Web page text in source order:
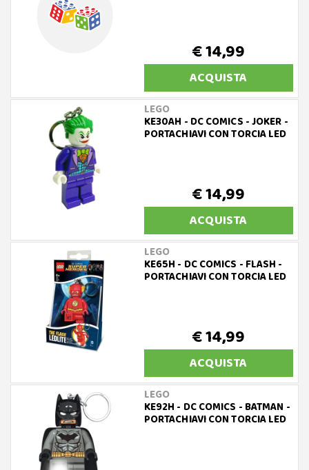
€ 14,99
ACQUISTA
LEGO
KE30AH - DC COMICS - JOKER -
PORTACHIAVI CON TORCIA LED
€ 14,99
ACQUISTA
LEGO
KE65H - DC COMICS - FLASH -
PORTACHIAVI CON TORCIA LED
€ 14,99
ACQUISTA
LEGO
KE92H - DC COMICS - BATMAN -
PORTACHIAVI CON TORCIA LED